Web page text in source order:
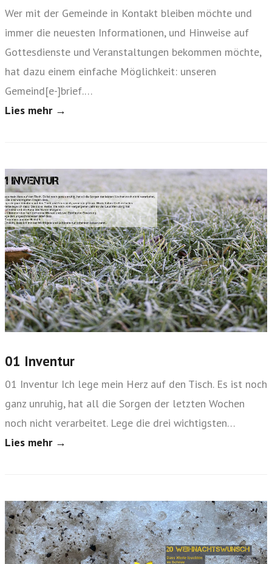
n
Wer mit der Gemeinde in Kontakt bleiben möchte und
immer die neuesten Informationen, und Hinweise auf
Gottesdienste und Veranstaltungen bekommen möchte,
hat dazu einem einfache Möglichkeit: unseren
Gemeind[e-]brief.…
Lies mehr →
01 Inventur
01 Inventur Ich lege mein Herz auf den Tisch. Es ist noch
ganz unruhig, hat all die Sorgen der letzten Wochen
noch nicht verarbeitet. Lege die drei wichtigsten…
Lies mehr →